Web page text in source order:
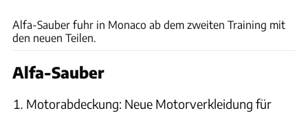
Alfa-Sauber fuhr in Monaco ab dem zweiten Training mit
den neuen Teilen.
Alfa-Sauber
Motorabdeckung: Neue Motorverkleidung für